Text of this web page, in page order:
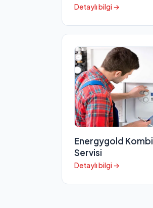
Detaylı bilgi →
Energygold Kombi
Servisi
Detaylı bilgi →